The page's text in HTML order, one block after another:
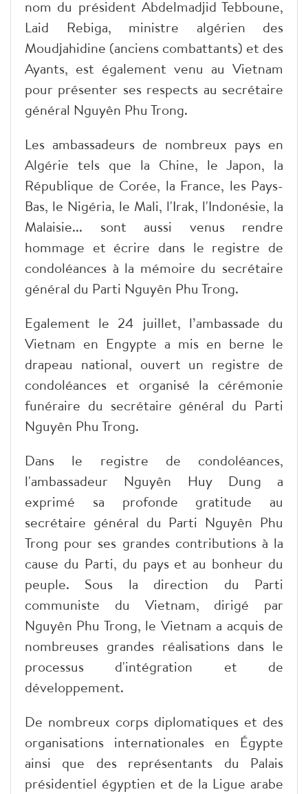
nom du président Abdelmadjid Tebboune,
Laid Rebiga, ministre algérien des
Moudjahidine (anciens combattants) et des
Ayants, est également venu au Vietnam
pour présenter ses respects au secrétaire
général Nguyên Phu Trong.
Les ambassadeurs de nombreux pays en
Algérie tels que la Chine, le Japon, la
République de Corée, la France, les Pays-
Bas, le Nigéria, le Mali, l'Irak, l'Indonésie, la
Malaisie... sont aussi venus rendre
hommage et écrire dans le registre de
condoléances à la mémoire du secrétaire
général du Parti Nguyên Phu Trong.
Egalement le 24 juillet, l’ambassade du
Vietnam en Engypte a mis en berne le
drapeau national, ouvert un registre de
condoléances et organisé la cérémonie
funéraire du secrétaire général du Parti
Nguyên Phu Trong.
Dans le registre de condoléances,
l'ambassadeur Nguyên Huy Dung a
exprimé sa profonde gratitude au
secrétaire général du Parti Nguyên Phu
Trong pour ses grandes contributions à la
cause du Parti, du pays et au bonheur du
peuple. Sous la direction du Parti
communiste du Vietnam, dirigé par
Nguyên Phu Trong, le Vietnam a acquis de
nombreuses grandes réalisations dans le
processus d'intégration et de
développement.
De nombreux corps diplomatiques et des
organisations internationales en Égypte
ainsi que des représentants du Palais
présidentiel égyptien et de la Ligue arabe